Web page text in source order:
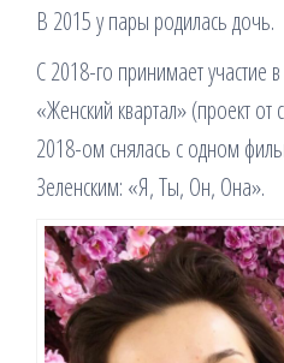
В 2015 у пары родилась дочь.
С 2018-го принимает участие
«Женский квартал» (проект от
2018-ом снялась с одном
Зеленским: «Я, Ты, Он, Она».